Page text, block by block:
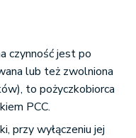
czynność jest po
lub też zwolniona
to pożyczkobiorca
PCC.
przy wyłączeniu jej